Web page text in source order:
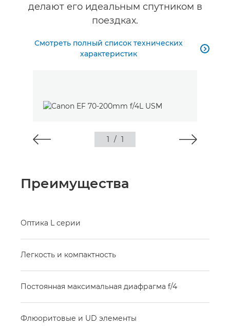
делают его идеальным спутником в
поездках.
Смотреть полный список технических
характеристик

1 / 1
Преимущества
Оптика L серии
Легкость и компактность
Постоянная максимальная диафрагма f/4
Флюоритовые и UD элементы